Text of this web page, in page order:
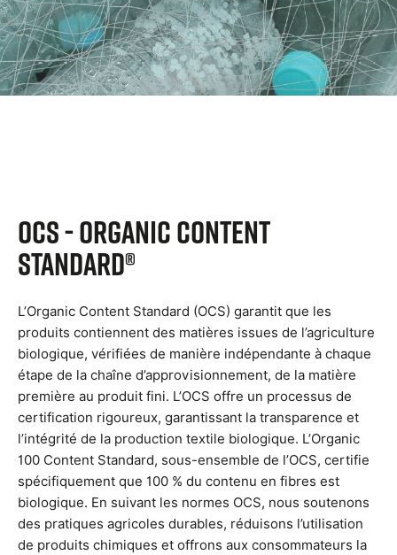
OCS - Organic Content
Standard®
L’Organic Content Standard (OCS) garantit que les
produits contiennent des matières issues de l’agriculture
biologique, vérifiées de manière indépendante à chaque
étape de la chaîne d’approvisionnement, de la matière
première au produit fini. L’OCS offre un processus de
certification rigoureux, garantissant la transparence et
l’intégrité de la production textile biologique. L’Organic
100 Content Standard, sous-ensemble de l’OCS, certifie
spécifiquement que 100 % du contenu en fibres est
biologique. En suivant les normes OCS, nous soutenons
des pratiques agricoles durables, réduisons l’utilisation
de produits chimiques et offrons aux consommateurs la